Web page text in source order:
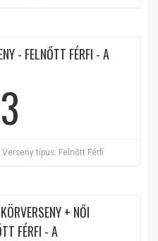
- FELNŐTT FÉRFI - A
Verseny típus: Felnőtt Férfi
+ NŐI
FÉRFI - A